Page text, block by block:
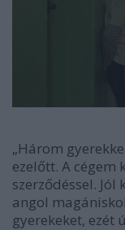
„Három
ezelőtt. A cégem
szerződéssel.
angol
gyerekeket, ezét